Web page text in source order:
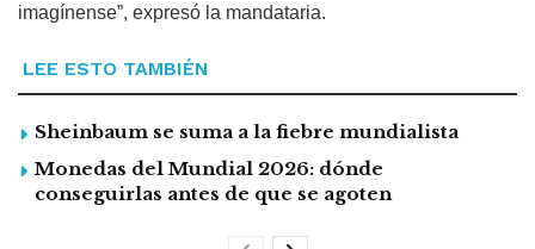
imagínense”, expresó la mandataria.
LEE ESTO TAMBIÉN
Sheinbaum se suma a la fiebre mundialista
Monedas del Mundial 2026: dónde
conseguirlas antes de que se agoten